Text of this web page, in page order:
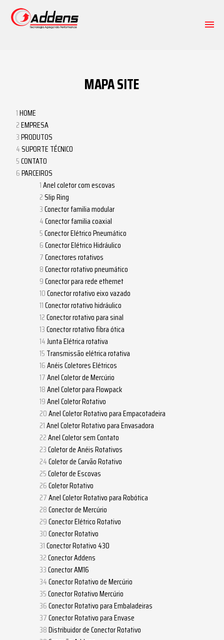
EMPRESA
PARCEIROS
MAPA SITE
HOME
EMPRESA
PRODUTOS
SUPORTE TÉCNICO
CONTATO
PARCEIROS
Anel coletor com escovas
Slip Ring
Conector familia modular
Conector familia coaxial
Conector Elétrico Pneumático
Conector Elétrico Hidráulico
Conectores rotativos
Conector rotativo pneumático
Conector para rede ethernet
Conector rotativo eixo vazado
Conector rotativo hidráulico
Conector rotativo para sinal
Conector rotativo fibra ótica
Junta Elétrica rotativa
Transmissão elétrica rotativa
Anéis Coletores Elétricos
Anel Coletor de Mercúrio
Anel Coletor para Flowpack
Anel Coletor Rotativo
Anel Coletor Rotativo para Empacotadeira
Anel Coletor Rotativo para Envasadora
Anel Coletor sem Contato
Coletor de Anéis Rotativos
Coletor de Carvão Rotativo
Coletor de Escovas
Coletor Rotativo
Anel Coletor Rotativo para Robótica
Conector de Mercúrio
Conector Elétrico Rotativo
Conector Rotativo
Conector Rotativo 430
Conector Addens
Conector AM16
Conector Rotativo de Mercúrio
Conector Rotativo Mercúrio
Conector Rotativo para Embaladeiras
Conector Rotativo para Envase
Distribuidor de Conector Rotativo